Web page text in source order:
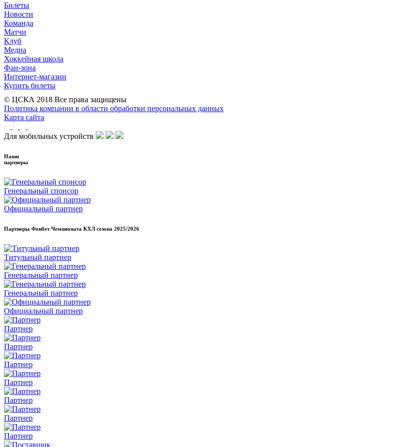
Билеты
Новости
Команда
Матчи
Клуб
Медиа
Хоккейная школа
Фан-зона
Интернет-магазин
Купить билеты
© ЦСКА 2018 Все права защищены
Политика компании в области обработки персональных данных
Карта сайта
Для мобильных устройств
Наши
партнеры
Генеральный спонсор
Официальный партнер
Партнеры Фонбет Чемпионата КХЛ сезона 2025/2026
Титульный партнер
Генеральный партнер
Генеральный партнер
Официальный партнер
Партнер
Партнер
Партнер
Партнер
Партнер
Партнер
Партнер